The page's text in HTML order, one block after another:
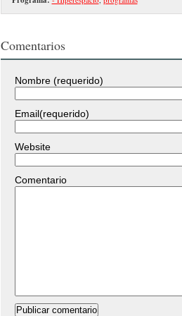
Comentarios
Nombre (requerido)
Email(requerido)
Website
Comentario